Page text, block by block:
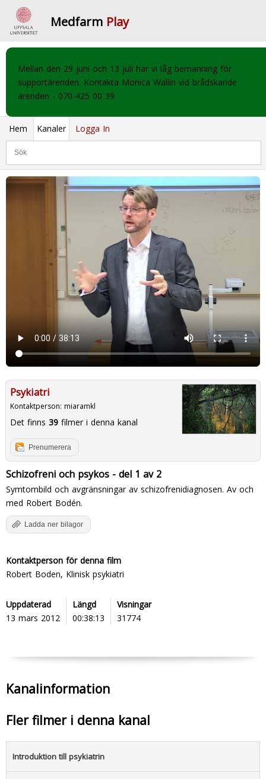
Medfarm Play
Mellan den 29 juni och 13 juli har vi låg bemanning för
supportärenden. Kontakta Monica Wallin vid brådskande
ärenden - 070-425 00 39.
Hem Kanaler Logga In
Psykiatri
Kontaktperson: miaramkl
Det finns 39filmer i denna kanal
Prenumerera
Schizofreni och psykos - del 1 av 2
Symtombild och avgränsningar av schizofrenidiagnosen. Av och
med Robert Bodén.
Ladda ner bilagor
Kontaktperson för denna film
Robert Boden, Klinisk psykiatri
Uppdaterad
13 mars 2012
Längd
00:38:13
Visningar
31774
Kanalinformation
Fler filmer i denna kanal
Introduktion till psykiatrin